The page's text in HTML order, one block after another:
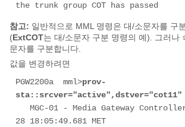
the trunk group COT has passed
참고: 일반적으로 MML 명령은 대/소문자를 구
(ExtCOT는 대/소문자 구분 명령의 예). 그러나
문자를 구분합니다.
값을 변경하려면
PGW2200a  mml>prov-
sta::srcver="active",dstver="cot11"
28 18:05:49.681 MET